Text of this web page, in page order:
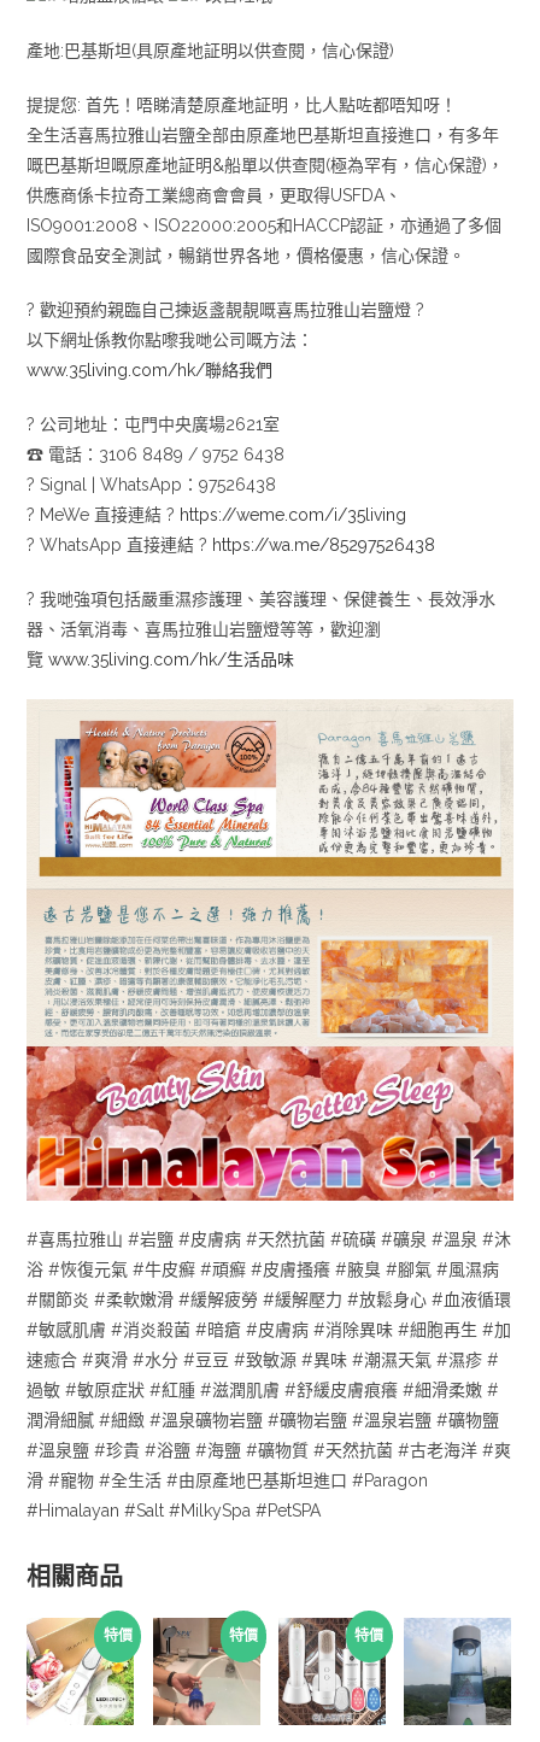
產地:巴基斯坦(具原產地証明以供查閱，信心保證)
提提您: 首先！唔睇清楚原產地証明，比人點咗都唔知呀！
全生活喜馬拉雅山岩鹽全部由原產地巴基斯坦直接進口，有多年
嘅巴基斯坦嘅原產地証明&船單以供查閱(極為罕有，信心保證)，
供應商係卡拉奇工業總商會會員，更取得USFDA、
ISO9001:2008、ISO22000:2005和HACCP認証，亦通過了多個
國際食品安全測試，暢銷世界各地，價格優惠，信心保證。
? 歡迎預約親臨自己揀返盞靚靚嘅喜馬拉雅山岩鹽燈?
以下網址係教你點嚟我哋公司嘅方法：
www.35living.com/hk/聯絡我們
? 公司地址：屯門中央廣場2621室
☎ 電話：3106 8489 / 9752 6438
? Signal | WhatsApp：97526438
? MeWe 直接連結? https://weme.com/i/35living
? WhatsApp 直接連結? https://wa.me/85297526438
? 我哋強項包括嚴重濕疹護理、美容護理、保健養生、長效淨水
器、活氧消毒、喜馬拉雅山岩鹽燈等等，歡迎瀏
覽www.35living.com/hk/生活品味
#喜馬拉雅山 #岩鹽 #皮膚病 #天然抗菌 #硫磺 #礦泉 #溫泉 #沐
浴 #恢復元氣 #牛皮癬 #頑癬 #皮膚搔癢 #腋臭 #腳氣 #風濕病
#關節炎 #柔軟嫩滑 #緩解疲勞 #緩解壓力 #放鬆身心 #血液循環
#敏感肌膚 #消炎殺菌 #暗瘡 #皮膚病 #消除異味 #細胞再生 #加
速癒合 #爽滑 #水分 #豆豆 #致敏源 #異味 #潮濕天氣 #濕疹 #
過敏 #敏原症狀 #紅腫 #滋潤肌膚 #舒緩皮膚痕癢 #細滑柔嫩 #
潤滑細膩 #細緻 #溫泉礦物岩鹽 #礦物岩鹽 #溫泉岩鹽 #礦物鹽
#溫泉鹽 #珍貴 #浴鹽 #海鹽 #礦物質 #天然抗菌 #古老海洋 #爽
滑 #寵物 #全生活 #由原產地巴基斯坦進口 #Paragon
#Himalayan #Salt #MilkySpa #PetSPA
相關商品
特價 特價 特價